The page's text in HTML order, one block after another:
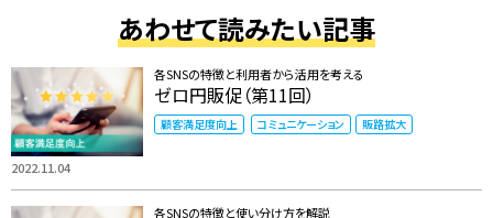
あわせて読みたい記事
2022.11.04
各SNSの特徴と利用者から活用を考える
ゼロ円販促（第11回）
顧客満足度向上 コミュニケーション 販路拡大
各SNSの特徴と使い分け方を解説